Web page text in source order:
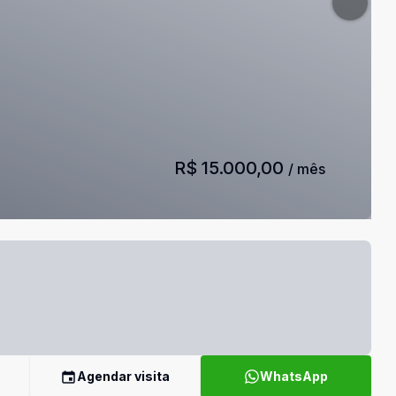
R$ 15.000,00 / mês
Agendar visita WhatsApp